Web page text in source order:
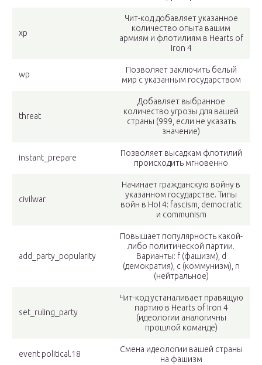
xp
Чит-код добавляет указанное
количество опыта вашим
армиям и флотилиям в Hearts of
Iron 4
wp
Позволяет заключить белый
мир с указанным государством
threat
Добавляет выбранное
количество угрозы для вашей
страны (999, если не указать
значение)
instant_prepare
Позволяет высадкам флотилий
происходить мгновенно
civilwar
Начинает гражданскую войну в
указанном государстве. Типы
войн в HoI 4: fascism, democratic
и communism
add_party_popularity
Повышает популярность какой-
либо политической партии.
Варианты: f (фашизм), d
(демократия), c (коммунизм), n
(нейтральное)
set_ruling_party
Чит-код устаналивает правящую
партию в Hearts of Iron 4
(идеологии аналогичны
прошлой команде)
event political.18
Смена идеологии вашей страны
на фашизм